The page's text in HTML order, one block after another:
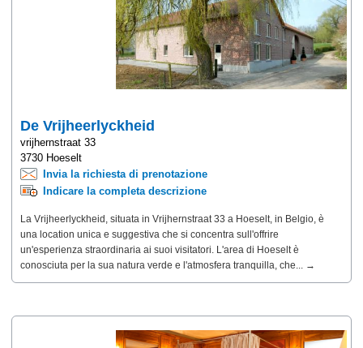
De Vrijheerlyckheid
vrijhernstraat 33
3730 Hoeselt
Invia la richiesta di prenotazione
Indicare la completa descrizione
La Vrijheerlyckheid, situata in Vrijhernstraat 33 a Hoeselt, in Belgio, è
una location unica e suggestiva che si concentra sull'offrire
un'esperienza straordinaria ai suoi visitatori. L'area di Hoeselt è
conosciuta per la sua natura verde e l'atmosfera tranquilla, che... →